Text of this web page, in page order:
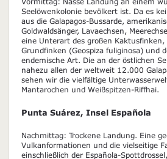
Seelöwenkolonie bevölkert ist. Da es
aus die Galapagos-Bussarde,
Goldwaldsänger, Lavaechsen,
eine Unterart des großen
Grundfinken (Geospiza fuliginosa) und
endemische Art. Die an der östlichen
nahezu allen der weltweit 12.000
sehen wir die vielfältige
Mantarochen und Weißspitzen-Riffhai.
Punta Suárez, Insel Española
Nachmittag: Trockene Landung. Eine
Vulkanformationen und die vielseitige
einschließlich der Española-